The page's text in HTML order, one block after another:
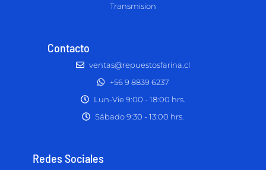
Transmision
Contacto
ventas@repuestosfarina.cl
+56 9 8839 6237
Lun-Vie 9:00 - 18:00 hrs.
Sábado 9:30 - 13:00 hrs.
Redes Sociales